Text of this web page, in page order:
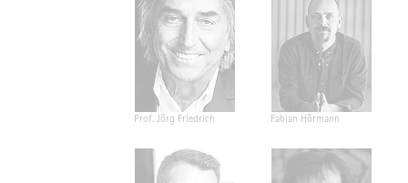
Prof. Jörg Friedrich Fabian Hörmann